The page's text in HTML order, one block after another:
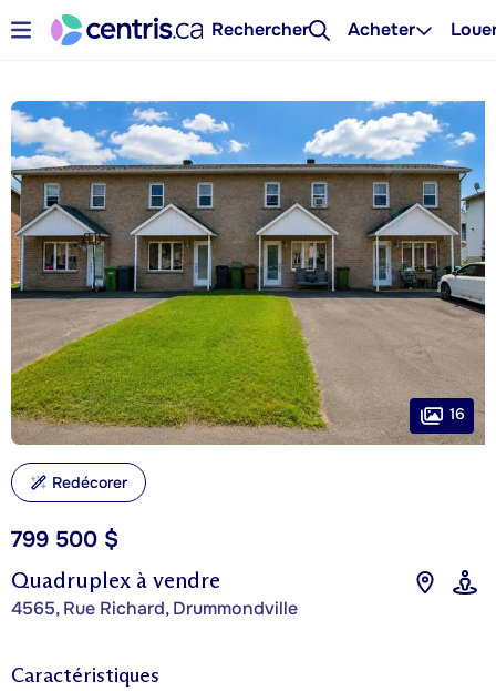
Rechercher Acheter
Quadruplex à vendre
4565, Rue Richard, Drummondville
799 500 $
16
Redécorer
Caractéristiques